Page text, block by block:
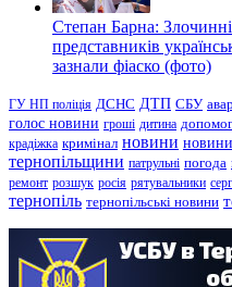
Степан Барна:
представників
зазнали фіаско (фото)
ГУ НП поліція ДСНС ДТП СБУ
голос новини гроші дитина
крадіжка кримінал новини
тернопільщини патрульні погода
ремонт розшук росія рятувальники
тернопіль тернопільські новини